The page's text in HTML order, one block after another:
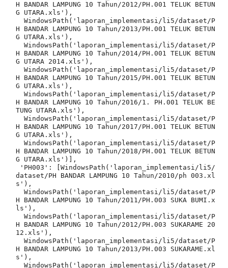
H BANDAR LAMPUNG 10 Tahun/2012/PH.001 TELUK BETUN
G UTARA.xls'),
H BANDAR LAMPUNG 10 Tahun/2013/PH.001 TELUK BETUN
G UTARA.xls'),
H BANDAR LAMPUNG 10 Tahun/2014/PH.001 TELUK BETUN
G UTARA 2014.xls'),
H BANDAR LAMPUNG 10 Tahun/2015/PH.001 TELUK BETUN
G UTARA.xls'),
H BANDAR LAMPUNG 10 Tahun/2016/1. PH.001 TELUK BE
TUNG UTARA.xls'),
H BANDAR LAMPUNG 10 Tahun/2017/PH.001 TELUK BETUN
G UTARA.xls'),
H BANDAR LAMPUNG 10 Tahun/2018/PH.001 TELUK BETUN
G UTARA.xls')],
dataset/PH BANDAR LAMPUNG 10 Tahun/2010/ph 003.xl
s'),
H BANDAR LAMPUNG 10 Tahun/2011/PH.003 SUKA BUMI.x
ls'),
H BANDAR LAMPUNG 10 Tahun/2012/PH.003 SUKARAME 20
12.xls'),
H BANDAR LAMPUNG 10 Tahun/2013/PH.003 SUKARAME.xl
s'),